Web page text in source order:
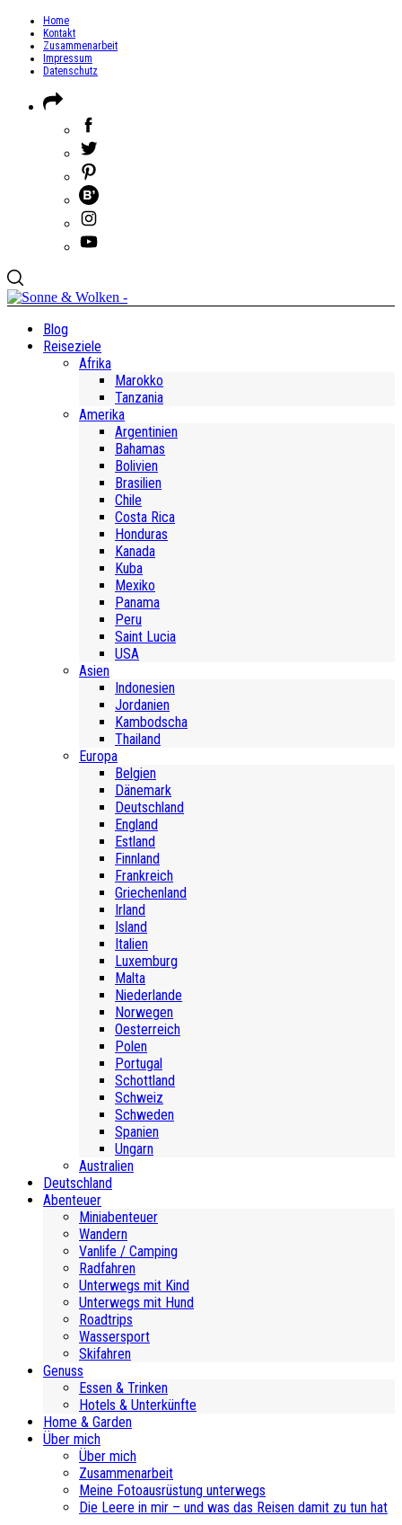
Home
Kontakt
Zusammenarbeit
Impressum
Datenschutz
Blog
Reiseziele
Afrika
Marokko
Tanzania
Amerika
Argentinien
Bahamas
Bolivien
Brasilien
Chile
Costa Rica
Honduras
Kanada
Kuba
Mexiko
Panama
Peru
Saint Lucia
USA
Asien
Indonesien
Jordanien
Kambodscha
Thailand
Europa
Belgien
Dänemark
Deutschland
England
Estland
Finnland
Frankreich
Griechenland
Irland
Island
Italien
Luxemburg
Malta
Niederlande
Norwegen
Oesterreich
Polen
Portugal
Schottland
Schweiz
Schweden
Spanien
Ungarn
Australien
Deutschland
Abenteuer
Miniabenteuer
Wandern
Vanlife / Camping
Radfahren
Unterwegs mit Kind
Unterwegs mit Hund
Roadtrips
Wassersport
Skifahren
Genuss
Essen & Trinken
Hotels & Unterkünfte
Home & Garden
Über mich
Über mich
Zusammenarbeit
Meine Fotoausrüstung unterwegs
Die Leere in mir – und was das Reisen damit zu tun hat